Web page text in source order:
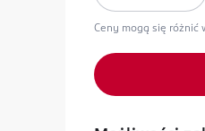
Ceny mogą się różnić